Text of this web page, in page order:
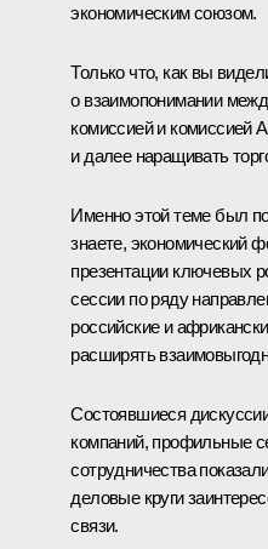
экономическим союзом.
Только что, как вы
о взаимопонимании
комиссией и комиссией
и далее наращивать
Именно этой теме был
знаете, экономический
презентации ключевых
сессии по ряду
российские и
расширять
Состоявшиеся
компаний, профильные
сотрудничества
деловые круги
связи.